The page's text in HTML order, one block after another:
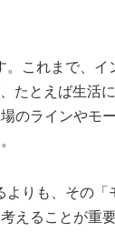
これまで、イ
たとえば生活
のラインやモ
りも、その「
えることが重